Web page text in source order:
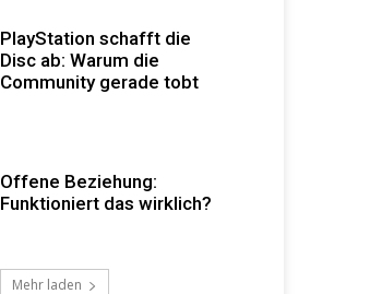
PlayStation schafft die
Disc ab: Warum die
Community gerade tobt
Offene Beziehung:
Funktioniert das wirklich?
Mehr laden